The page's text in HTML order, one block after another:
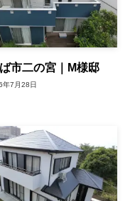
市二の宮｜M様邸
年7月28日